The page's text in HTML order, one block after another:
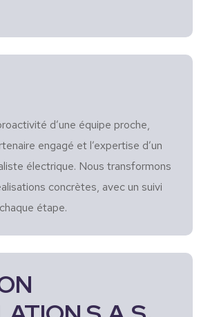
d’une équipe proche,
engagé et l’expertise d’un
électrique. Nous transformons
concrètes, avec un suivi
étape.